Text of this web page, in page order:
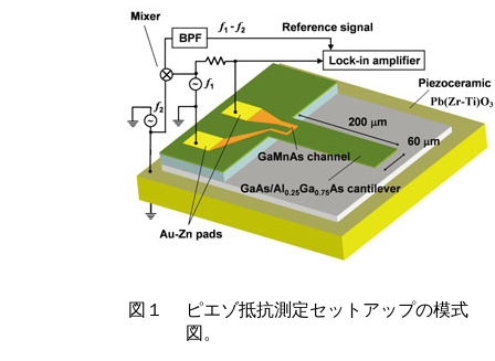
図１
ピエゾ抵抗測定セットアップの模式
図。